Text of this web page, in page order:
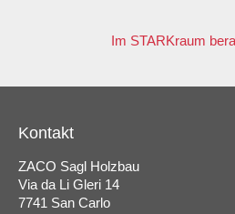
Im STARKraum
Kontakt
ZACO Sagl Holzbau
Via da Li Gleri 14
7741 San Carlo